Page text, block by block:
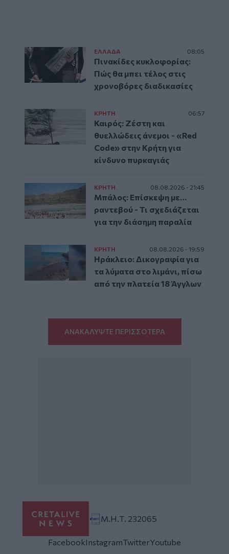
ΕΛΛAΔΑ 08:05
Πινακίδες κυκλοφορίας:
Πώς θα μπει τέλος στις
χρονοβόρες διαδικασίες
ΚΡΗΤΗ 06:57
Καιρός: Ζέστη και
θυελλώδεις άνεμοι - «Red
Code» στην Κρήτη για
κίνδυνο πυρκαγιάς
ΚΡΗΤΗ 08.08.2026 - 21:45
Μπάλος: Επίσκεψη με…
ραντεβού - Τι σχεδιάζεται
για την διάσημη παραλία
ΚΡΗΤΗ 08.08.2026 - 19:59
Ηράκλειο: Δικογραφία για
τα λύματα στο λιμάνι, πίσω
από την πλατεία 18 Άγγλων
ΑΝΑΚΑΛΥΨΤΕ ΠΕΡΙΣΣΟΤΕΡΑ
Μ.Η.Τ. 232065
FacebookInstagramTwitterYoutube